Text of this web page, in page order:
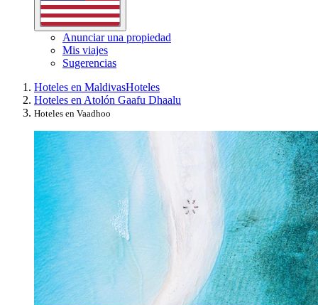
Anunciar una propiedad
Mis viajes
Sugerencias
Hoteles en MaldivasHoteles
Hoteles en Atolón Gaafu Dhaalu
Hoteles en Vaadhoo